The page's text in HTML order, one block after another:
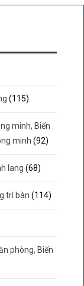
(115)
minh, Biển
minh (92)
lang (68)
trí bàn (114)
phòng, Biển